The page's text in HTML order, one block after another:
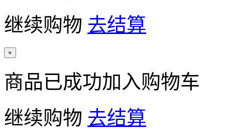
继续购物 去结算
×
商品已成功加入购物车
继续购物 去结算